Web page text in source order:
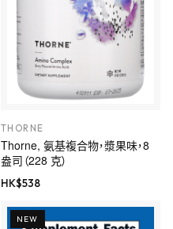
THORNE
Thorne, 氨基複合物，漿果味，8
盎司（228 克）
HK$538
NEW